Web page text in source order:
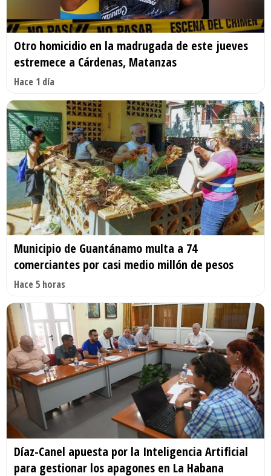
Otro homicidio en la madrugada de este jueves
estremece a Cárdenas, Matanzas
Hace 1 día
Municipio de Guantánamo multa a 74
comerciantes por casi medio millón de pesos
Hace 5 horas
Díaz-Canel apuesta por la Inteligencia Artificial
para gestionar los apagones en La Habana